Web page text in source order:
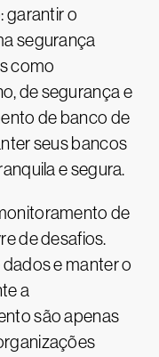
garantir o
segurança
como
de segurança e
de banco de
seus bancos
e segura.
de
de desafios.
e manter o
a
são apenas